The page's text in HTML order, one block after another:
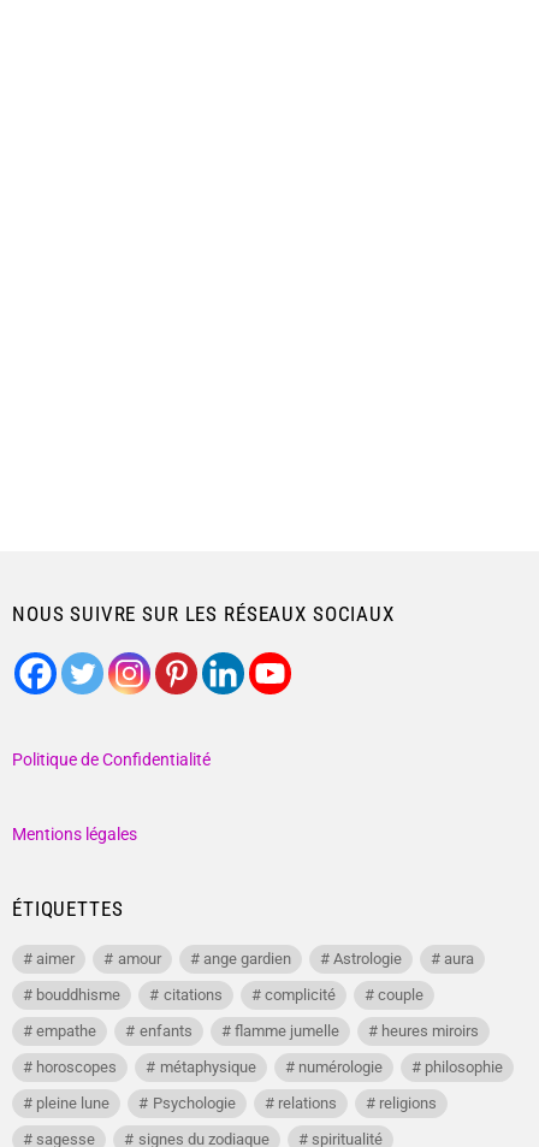
NOUS SUIVRE SUR LES RÉSEAUX SOCIAUX
Politique de Confidentialité
Mentions légales
ÉTIQUETTES
aimer amour ange gardien Astrologie
aura
bouddhisme
citations complicité
couple
empathe
enfants flamme jumelle
heures miroirs
horoscopes
métaphysique numérologie
philosophie
pleine lune
Psychologie relations
religions
sagesse
signes du zodiaque spiritualité